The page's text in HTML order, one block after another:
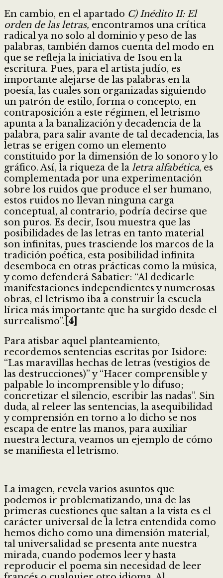
En cambio, en el apartado C) Inédito II: El
orden de las letras, encontramos una crítica
radical ya no solo al dominio y peso de las
palabras, también damos cuenta del modo en
que se refleja la iniciativa de Isou en la
escritura. Pues, para el artista judío, es
importante alejarse de las palabras en la
poesía, las cuales son organizadas siguiendo
un patrón de estilo, forma o concepto, en
contraposición a este régimen, el letrismo
apunta a la banalización y decadencia de la
palabra, para salir avante de tal decadencia, las
letras se erigen como un elemento
constituido por la dimensión de lo sonoro y lo
gráfico. Así, la riqueza de la letra alfabética, es
complementada por una experimentación
sobre los ruidos que produce el ser humano,
estos ruidos no llevan ninguna carga
conceptual, al contrario, podría decirse que
son puros. Es decir, Isou muestra que las
posibilidades de las letras en tanto material
son infinitas, pues trasciende los marcos de la
tradición poética, esta posibilidad infinita
desemboca en otras prácticas como la música,
y como defenderá Sabatier: “Al dedicarle
manifestaciones independientes y numerosas
obras, el letrismo iba a construir la escuela
lírica más importante que ha surgido desde el
surrealismo”. [4]
Para atisbar aquel planteamiento,
recordemos sentencias escritas por Isidore:
“Las maravillas hechas de letras (vestigios de
las destrucciones)” y “Hacer comprensible y
palpable lo incomprensible y lo difuso;
concretizar el silencio, escribir las nadas”. Sin
duda, al releer las sentencias, la asequibilidad
y comprensión en torno a lo dicho se nos
escapa de entre las manos, para auxiliar
nuestra lectura, veamos un ejemplo de cómo
se manifiesta el letrismo.
La imagen, revela varios asuntos que
podemos ir problematizando, una de las
primeras cuestiones que saltan a la vista es el
carácter universal de la letra entendida como
hemos dicho como una dimensión material,
tal universalidad se presenta ante nuestra
mirada, cuando podemos leer y hasta
reproducir el poema sin necesidad de leer